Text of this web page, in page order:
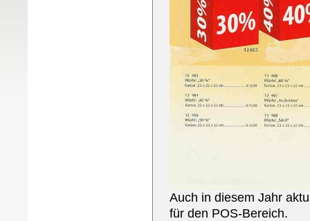
Auch in diesem Jahr
für den POS-Bereich.